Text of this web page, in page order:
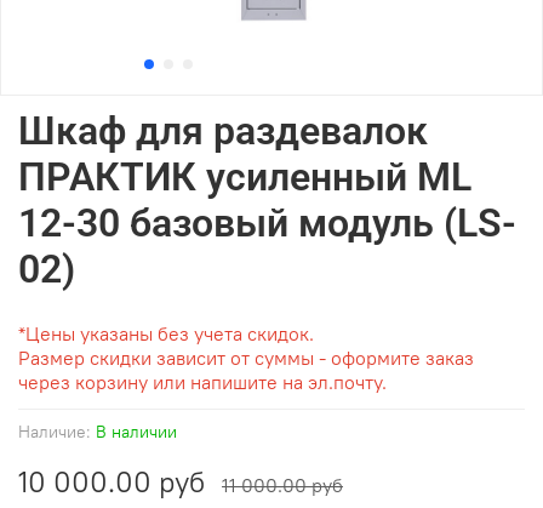
Наличие: В наличии
Шкаф для раздевалок
ПРАКТИК усиленный ML
12-30 базовый модуль (LS-
02)
10 000.00 руб 11 000.00 руб
*Цены указаны без учета скидок.
Размер скидки зависит от суммы - оформите заказ
через корзину или напишите на эл.почту.